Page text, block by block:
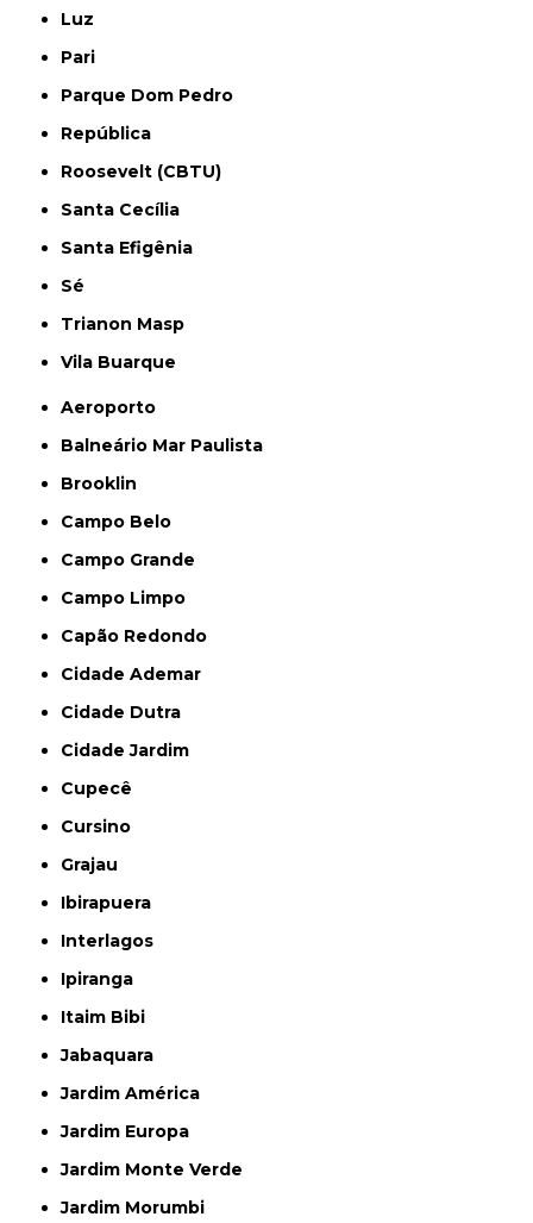
Luz
Pari
Parque Dom Pedro
República
Roosevelt (CBTU)
Santa Cecília
Santa Efigênia
Sé
Trianon Masp
Vila Buarque
Aeroporto
Balneário Mar Paulista
Brooklin
Campo Belo
Campo Grande
Campo Limpo
Capão Redondo
Cidade Ademar
Cidade Dutra
Cidade Jardim
Cupecê
Cursino
Grajau
Ibirapuera
Interlagos
Ipiranga
Itaim Bibi
Jabaquara
Jardim América
Jardim Europa
Jardim Monte Verde
Jardim Morumbi